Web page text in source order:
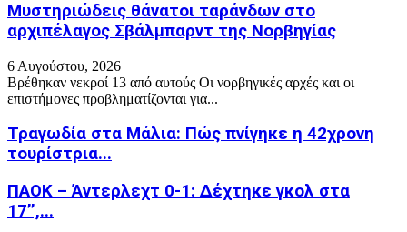
Μυστηριώδεις θάνατοι ταράνδων στο
αρχιπέλαγος Σβάλμπαρντ της Νορβηγίας
6 Αυγούστου, 2026
Βρέθηκαν νεκροί 13 από αυτούς Οι νορβηγικές αρχές και οι
επιστήμονες προβληματίζονται για...
Τραγωδία στα Μάλια: Πώς πνίγηκε η 42χρονη
τουρίστρια...
ΠΑΟΚ – Άντερλεχτ 0-1: Δέχτηκε γκολ στα
17’’,...